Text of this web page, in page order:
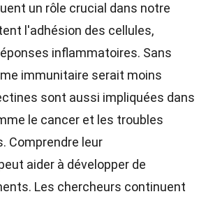
un rôle crucial dans notre
l'adhésion des cellules,
inflammatoires. Sans
immunitaire serait moins
sont aussi impliquées dans
le cancer et les troubles
Comprendre leur
aider à développer de
Les chercheurs continuent